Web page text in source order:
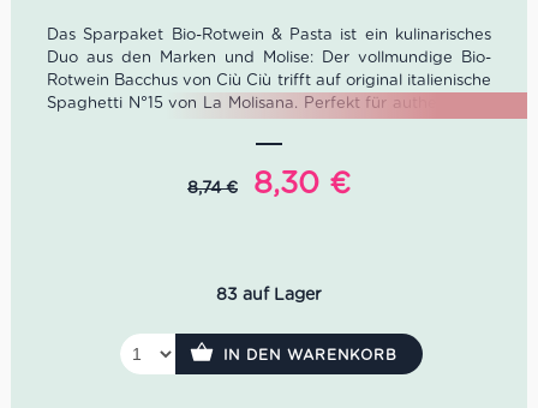
Das Sparpaket Bio-Rotwein & Pasta ist ein kulinarisches
Duo aus den Marken und Molise: Der vollmundige Bio-
Rotwein Bacchus von Ciù Ciù trifft auf original italienische
Spaghetti N°15 von La Molisana. Perfekt für authentische
Pastaabende – natürlich im Vorteilspaket mit 5% Rabatt
gegenüber dem Einzelkauf.
8,74€
Ursprünglicher
8,30 €Aktueller
83 auf Lager
IN DEN WARENKORB